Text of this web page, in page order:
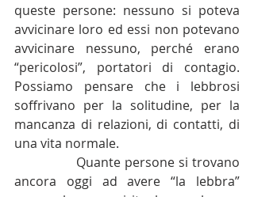
queste persone: nessuno si poteva
avvicinare loro ed essi non potevano
avvicinare nessuno, perché erano
“pericolosi”, portatori di contagio.
Possiamo pensare che i lebbrosi
soffrivano per la solitudine, per la
mancanza di relazioni, di contatti, di
una vita normale.
ancora oggi ad avere “la lebbra”